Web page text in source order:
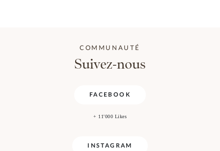
COMMUNAUTÉ
Suivez-nous
FACEBOOK
+ 11'000 Likes
INSTAGRAM